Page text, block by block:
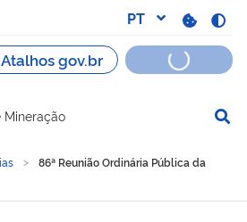
navegação
86ª Reunião Ordinária Pública da